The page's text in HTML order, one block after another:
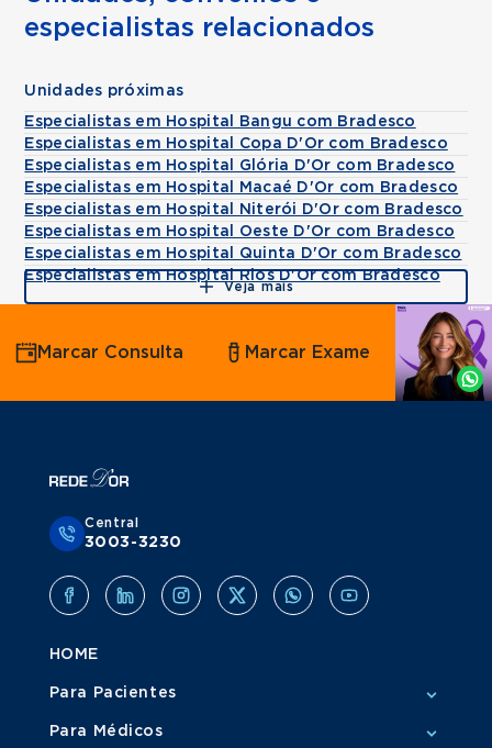
especialistas relacionados
Unidades próximas
Especialistas em Hospital Bangu com Bradesco
Especialistas em Hospital Copa D'Or com Bradesco
Especialistas em Hospital Glória D'Or com Bradesco
Especialistas em Hospital Macaé D'Or com Bradesco
Especialistas em Hospital Niterói D'Or com Bradesco
Especialistas em Hospital Oeste D'Or com Bradesco
Especialistas em Hospital Quinta D'Or com Bradesco
Especialistas em Hospital Rios D'Or com Bradesco
Veja mais
Agende
por
Whatsapp
Marcar Consulta Marcar Exame
Central
3003-3230
HOME
Para Pacientes
Para Médicos